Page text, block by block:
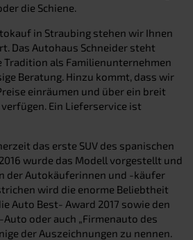
die Schiene.
in Straubing stehen wir Ihnen
Das Autohaus Schneider steht
Tradition als Familienunternehmen
Beratung. Hinzu kommt, dass wir
einräumen und über ein breit
Ein Lieferservice ist
das erste SUV des spanischen
wurde das Modell vorgestellt und
der Autokäuferinnen und -käufer
wird die enorme Beliebtheit
Auto Best- Award 2017 sowie den
oder auch „Firmenauto des
der Auszeichnungen zu nennen.